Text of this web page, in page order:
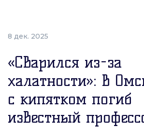
8 дек. 2025
«Сварился из-за
халатности»: в
с кипятком погиб
известный